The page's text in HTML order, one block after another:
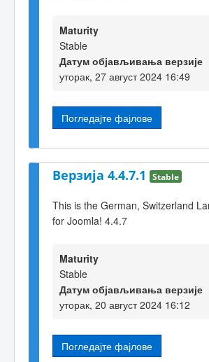
Maturity
Stable
Датум објављивања верзије
уторак, 27 август 2024 16:49
Погледајте фајлове
Верзија 4.4.7.1 Stable
This is the German, Switzerland
for Joomla! 4.4.7
Maturity
Stable
Датум објављивања верзије
уторак, 20 август 2024 16:12
Погледајте фајлове